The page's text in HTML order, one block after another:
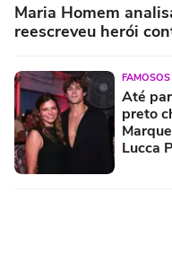
Maria Homem
reescreveu herói
FAMOSOS
Até
preto
Lucca